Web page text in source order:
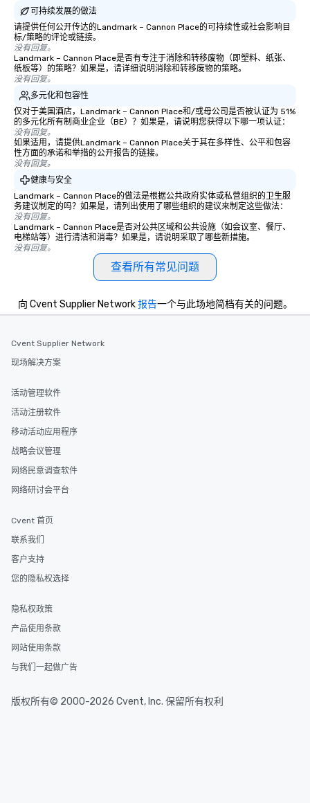
可持续发展的做法
请提供任何公开传达的Landmark – Cannon Place的可持续性或社会影响目
标/策略的评论或链接。
没有回复。
Landmark – Cannon Place是否有专注于消除和转移废物（即塑料、纸张、
纸板等）的策略？如果是，请详细说明消除和转移废物的策略。
没有回复。
多元化和包容性
仅对于美国酒店，Landmark – Cannon Place和/或母公司是否被认证为 51%
的多元化所有制商业企业（BE）？如果是，请说明您获得以下哪一项认证：
没有回复。
如果适用，请提供Landmark – Cannon Place关于其在多样性、公平和包容
性方面的承诺和举措的公开报告的链接。
没有回复。
健康与安全
Landmark – Cannon Place的做法是根据公共政府实体或私营组织的卫生服
务建议制定的吗？如果是，请列出使用了哪些组织的建议来制定这些做法：
没有回复。
Landmark – Cannon Place是否对公共区域和公共设施（如会议室、餐厅、
电梯站等）进行清洁和消毒？如果是，请说明采取了哪些新措施。
没有回复。
查看所有常见问题
向 Cvent Supplier Network报告一个与此场地简档有关的问题。
Cvent Supplier Network
现场解决方案
活动管理软件
活动注册软件
移动活动应用程序
战略会议管理
网络民意调查软件
网络研讨会平台
Cvent 首页
联系我们
客户支持
您的隐私权选择
隐私权政策
产品使用条款
网站使用条款
与我们一起做广告
版权所有© 2000-2026 Cvent, Inc. 保留所有权利